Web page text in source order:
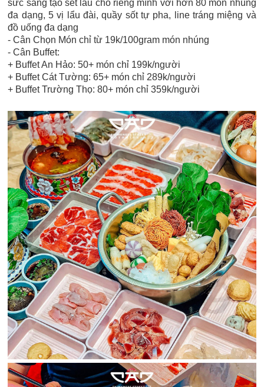
sức sáng tạo set lẩu cho riêng mình với hơn 80 món nhúng
đa dạng, 5 vị lẩu đài, quầy sốt tự pha, line tráng miệng và
đồ uống đa dạng
- Cân Chọn Món chỉ từ 19k/100gram món nhúng
- Cân Buffet:
+ Buffet An Hảo: 50+ món chỉ 199k/người
+ Buffet Cát Tường: 65+ món chỉ 289k/người
+ Buffet Trường Thọ: 80+ món chỉ 359k/người